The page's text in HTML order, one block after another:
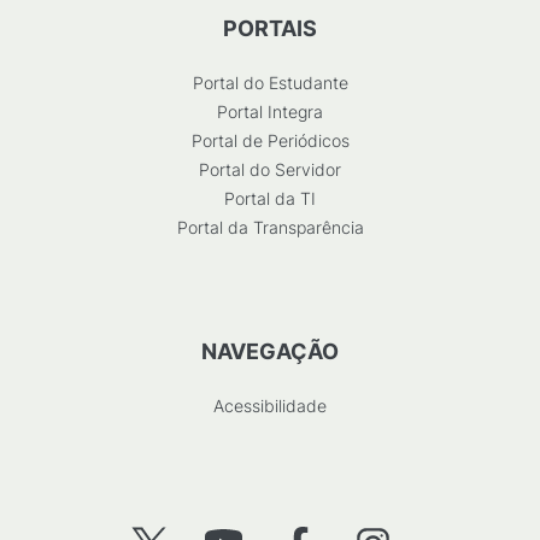
PORTAIS
Portal do Estudante
Portal Integra
Portal de Periódicos
Portal do Servidor
Portal da TI
Portal da Transparência
NAVEGAÇÃO
Acessibilidade